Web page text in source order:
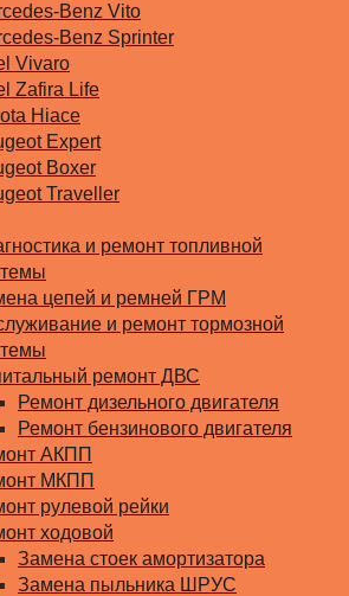
Benz Vito
Benz Sprinter
Vivaro
Zafira Life
Hiace
Expert
Boxer
Traveller
и ремонт топливной
цепей и ремней ГРМ
и ремонт тормозной
ремонт ДВС
Ремонт дизельного двигателя
Ремонт бензинового двигателя
АКПП
МКПП
рулевой рейки
ходовой
Замена стоек амортизатора
Замена пыльника ШРУС